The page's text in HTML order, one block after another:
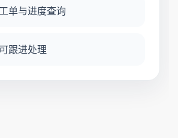
单与进度查询
跟进处理